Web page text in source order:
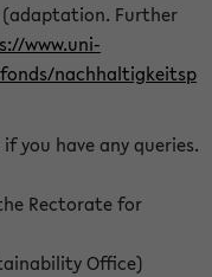
Further
www.uni-
nachhaltigkeitsp
you have any queries.
Rectorate for
Office)